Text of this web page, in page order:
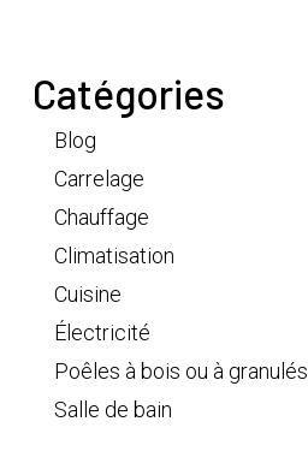
Catégories
Blog
Carrelage
Chauffage
Climatisation
Cuisine
Électricité
Poêles à bois ou à granulés
Salle de bain